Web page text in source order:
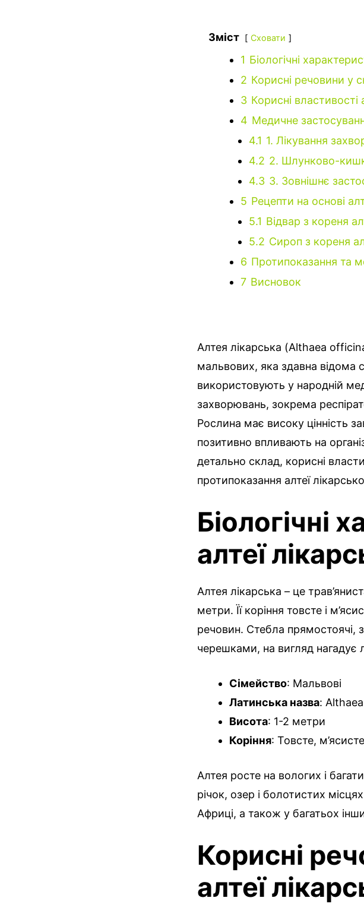
Зміст Сховати
1 Біологічні
2 Корисні речовини у
3 Корисні властивості
4 Медичне
4.1 1. Лікування
4.2 2. Шлунково-
4.3 3. Зовнішнє
5 Рецепти на основі
5.1 Відвар з кореня
5.2 Сироп з кореня
6 Протипоказання та
7 Висновок
Алтея лікарська (Althaea
мальвових, яка здавна відома
використовують у народній
захворювань, зокрема
Рослина має високу цінність
позитивно впливають на
детально склад, корисні
протипоказання алтеї
Біологічні
алтеї
Алтея лікарська – це
метри. Її коріння товсте і
речовин. Стебла прямостоячі,
черешками, на вигляд нагадує
Сімейство: Мальвові
Латинська назва:
Висота: 1-2 метри
Коріння: Товсте,
Алтея росте на вологих і
річок, озер і болотистих
Африці, а також у багатьох
Корисні
алтеї